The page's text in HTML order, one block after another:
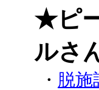
★ピ
ルさ
・ 脱施